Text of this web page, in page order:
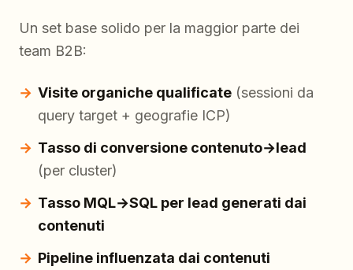
Un set base solido per la maggior parte dei
team B2B:
Visite organiche qualificate (sessioni da
query target + geografie ICP)
Tasso di conversione contenuto→lead
(per cluster)
Tasso MQL→SQL per lead generati dai
contenuti
Pipeline influenzata dai contenuti